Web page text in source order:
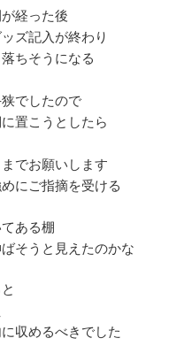
経った後
ズ記入が終わり
ちそうになる
でしたので
置こうとしたら
でお願いします
にご指摘を受ける
ある棚
そうと見えたのかな
収めるべきでした